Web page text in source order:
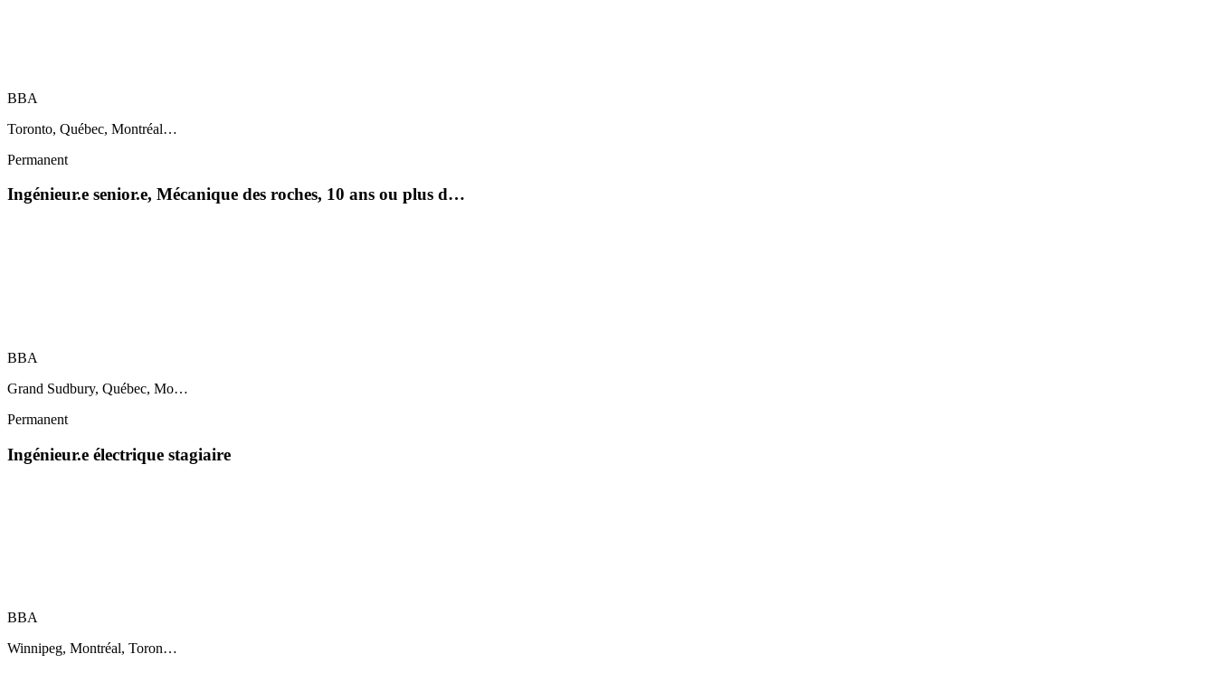
BBA
Toronto, Québec, Montréal…
Permanent
Ingénieur.e senior.e, Mécanique des roches, 10 ans ou plus d…
BBA
Grand Sudbury, Québec, Mo…
Permanent
Ingénieur.e électrique stagiaire
BBA
Winnipeg, Montréal, Toron…